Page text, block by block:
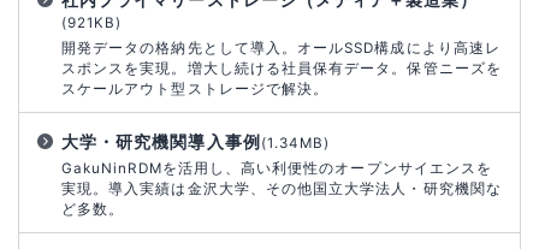
(921KB)
開発データの格納先として導入。オールSSD構成により高速レ
スポンスを実現。増大し続ける社員保有データ。保管ニーズを
スケールアウト型ストレージで解決。
大学・研究機関導入事例(1.34MB)
GakuNinRDMを活用し、高い利便性のオープンサイエンスを
実現。導入実績は金沢大学、その他国立大学法人・研究機関な
ど多数。